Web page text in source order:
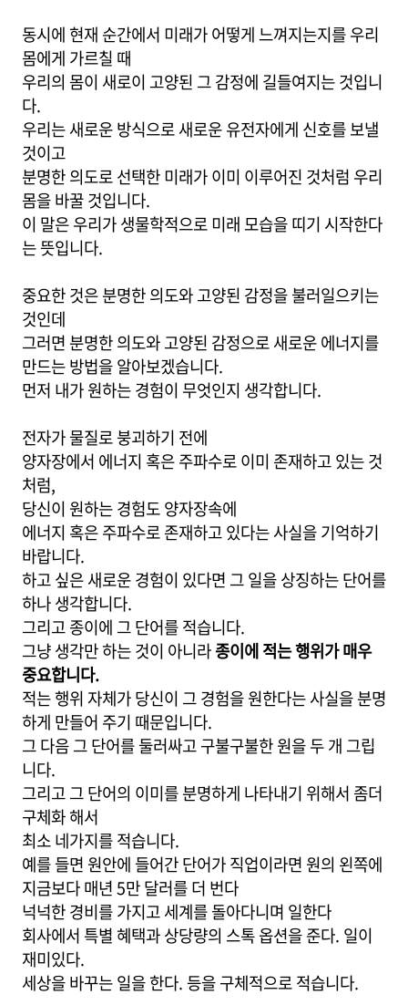
동시에 현재 순간에서 미래가 어떻게 느껴지는지를 우리
몸에게 가르칠 때
우리의 몸이 새로이 고양된 그 감정에 길들여지는 것입니
다.
우리는 새로운 방식으로 새로운 유전자에게 신호를 보낼
것이고
분명한 의도로 선택한 미래가 이미 이루어진 것처럼 우리
몸을 바꿀 것입니다.
이 말은 우리가 생물학적으로 미래 모습을 띠기 시작한다
는 뜻입니다.
중요한 것은 분명한 의도와 고양된 감정을 불러일으키는
것인데
그러면 분명한 의도와 고양된 감정으로 새로운 에너지를
만드는 방법을 알아보겠습니다.
먼저 내가 원하는 경험이 무엇인지 생각합니다.
전자가 물질로 붕괴하기 전에
양자장에서 에너지 혹은 주파수로 이미 존재하고 있는 것
처럼,
당신이 원하는 경험도 양자장속에
에너지 혹은 주파수로 존재하고 있다는 사실을 기억하기
바랍니다.
하고 싶은 새로운 경험이 있다면 그 일을 상징하는 단어를
하나 생각합니다.
그리고 종이에 그 단어를 적습니다.
그냥 생각만 하는 것이 아니라종이에 적는 행위가 매우
중요합니다.
적는 행위 자체가 당신이 그 경험을 원한다는 사실을 분명
하게 만들어 주기 때문입니다.
그 다음 그 단어를 둘러싸고 구불구불한 원을 두 개 그립
니다.
그리고 그 단어의 이미를 분명하게 나타내기 위해서 좀더
구체화 해서
최소 네가지를 적습니다.
예를 들면 원안에 들어간 단어가 직업이라면 원의 왼쪽에
지금보다 매년 5만 달러를 더 번다
넉넉한 경비를 가지고 세계를 돌아다니며 일한다
회사에서 특별 혜택과 상당량의 스톡 옵션을 준다. 일이
재미있다.
세상을 바꾸는 일을 한다. 등을 구체적으로 적습니다.